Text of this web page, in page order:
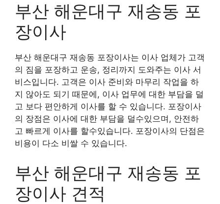
부산 해운대구 재송동 포
장이사
부산 해운대구 재송동 포장이사는 이사 업체가 고객
의 짐을 포장하고 운송, 정리까지 도와주는 이사 서
비스입니다. 고객은 이사 준비와 마무리 작업을 하
지 않아도 되기 때문에, 이사 업무에 대한 부담을 덜
고 보다 편안하게 이사를 할 수 있습니다. 포장이사
의 장점은 이사에 대한 부담을 덜수있으며, 안전하
고 빠르게 이사를 할수있습니다. 포장이사의 단점은
비용이 다소 비쌀 수 있습니다.
부산 해운대구 재송동 포
장이사 견적